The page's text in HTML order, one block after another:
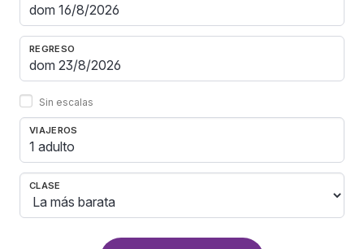
REGRESO
Sin escalas
VIAJEROS
1 adulto
CLASE